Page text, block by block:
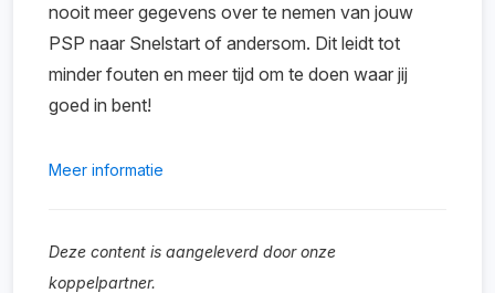
nooit meer gegevens over te nemen van jouw
PSP naar Snelstart of andersom. Dit leidt tot
minder fouten en meer tijd om te doen waar jij
goed in bent!
Meer informatie
Deze content is aangeleverd door onze
koppelpartner.